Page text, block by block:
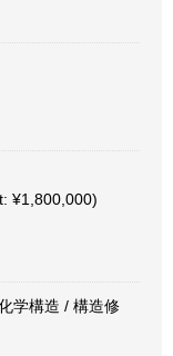
¥1,800,000)
学構造 / 構造修